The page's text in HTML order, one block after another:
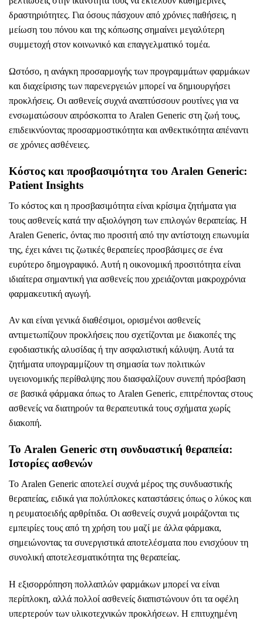
δραστηριότητες. Για όσους πάσχουν από χρόνιες παθήσεις, η
μείωση του πόνου και της κόπωσης σημαίνει μεγαλύτερη
συμμετοχή στον κοινωνικό και επαγγελματικό τομέα.
Ωστόσο, η ανάγκη προσαρμογής των προγραμμάτων φαρμάκων
και διαχείρισης των παρενεργειών μπορεί να δημιουργήσει
προκλήσεις. Οι ασθενείς συχνά αναπτύσσουν ρουτίνες για να
ενσωματώσουν απρόσκοπτα το Aralen Generic στη ζωή τους,
επιδεικνύοντας προσαρμοστικότητα και ανθεκτικότητα απέναντι
σε χρόνιες ασθένειες.
Κόστος και προσβασιμότητα του Aralen Generic:
Patient Insights
Το κόστος και η προσβασιμότητα είναι κρίσιμα ζητήματα για
τους ασθενείς κατά την αξιολόγηση των επιλογών θεραπείας. Η
Aralen Generic, όντας πιο προσιτή από την αντίστοιχη επωνυμία
της, έχει κάνει τις ζωτικές θεραπείες προσβάσιμες σε ένα
ευρύτερο δημογραφικό. Αυτή η οικονομική προσιτότητα είναι
ιδιαίτερα σημαντική για ασθενείς που χρειάζονται μακροχρόνια
φαρμακευτική αγωγή.
Αν και είναι γενικά διαθέσιμοι, ορισμένοι ασθενείς
αντιμετωπίζουν προκλήσεις που σχετίζονται με διακοπές της
εφοδιαστικής αλυσίδας ή την ασφαλιστική κάλυψη. Αυτά τα
ζητήματα υπογραμμίζουν τη σημασία των πολιτικών
υγειονομικής περίθαλψης που διασφαλίζουν συνεπή πρόσβαση
σε βασικά φάρμακα όπως το Aralen Generic, επιτρέποντας στους
ασθενείς να διατηρούν τα θεραπευτικά τους σχήματα χωρίς
διακοπή.
Το Aralen Generic στη συνδυαστική θεραπεία:
Ιστορίες ασθενών
Το Aralen Generic αποτελεί συχνά μέρος της συνδυαστικής
θεραπείας, ειδικά για πολύπλοκες καταστάσεις όπως ο λύκος και
η ρευματοειδής αρθρίτιδα. Οι ασθενείς συχνά μοιράζονται τις
εμπειρίες τους από τη χρήση του μαζί με άλλα φάρμακα,
σημειώνοντας τα συνεργιστικά αποτελέσματα που ενισχύουν τη
συνολική αποτελεσματικότητα της θεραπείας.
Η εξισορρόπηση πολλαπλών φαρμάκων μπορεί να είναι
περίπλοκη, αλλά πολλοί ασθενείς διαπιστώνουν ότι τα οφέλη
υπερτερούν των υλικοτεχνικών προκλήσεων. Η επιτυχημένη